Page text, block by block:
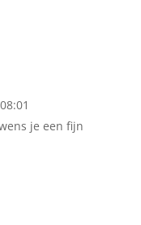
je een fijn